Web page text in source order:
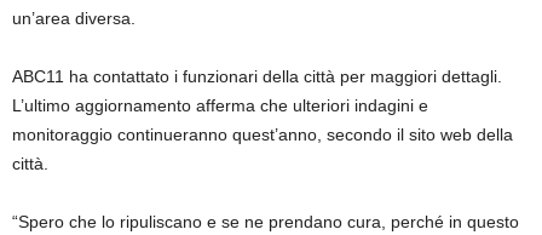
un’area diversa.
ABC11 ha contattato i funzionari della città per maggiori dettagli.
L’ultimo aggiornamento afferma che ulteriori indagini e
monitoraggio continueranno quest’anno, secondo il sito web della
città.
“Spero che lo ripuliscano e se ne prendano cura, perché in questo